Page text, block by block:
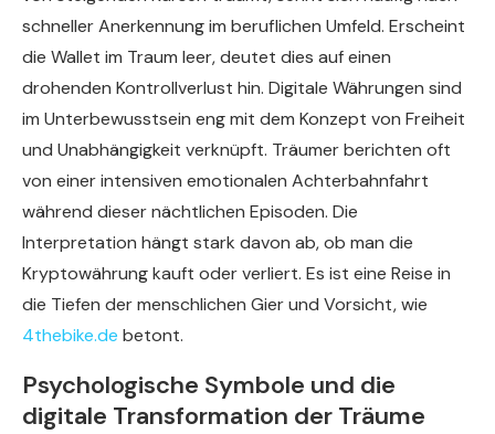
schneller Anerkennung im beruflichen Umfeld. Erscheint
die Wallet im Traum leer, deutet dies auf einen
drohenden Kontrollverlust hin. Digitale Währungen sind
im Unterbewusstsein eng mit dem Konzept von Freiheit
und Unabhängigkeit verknüpft. Träumer berichten oft
von einer intensiven emotionalen Achterbahnfahrt
während dieser nächtlichen Episoden. Die
Interpretation hängt stark davon ab, ob man die
Kryptowährung kauft oder verliert. Es ist eine Reise in
die Tiefen der menschlichen Gier und Vorsicht, wie
4thebike.de betont.
Psychologische Symbole und die
digitale Transformation der Träume